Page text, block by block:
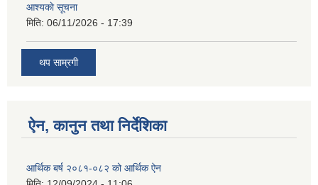
आश्यकाे सूचना
मिति: 06/11/2026 - 17:39
थप साम्रगी
ऐन, कानुन तथा निर्देशिका
आर्थिक बर्ष २०८१-०८२ को आर्थिक ऐन